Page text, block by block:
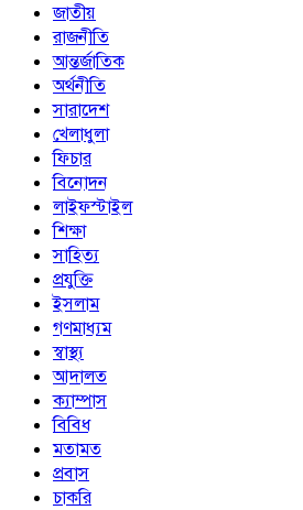
জাতীয়
রাজনীতি
আন্তর্জাতিক
অর্থনীতি
সারাদেশ
খেলাধুলা
ফিচার
বিনোদন
লাইফস্টাইল
শিক্ষা
সাহিত্য
প্রযুক্তি
ইসলাম
গণমাধ্যম
স্বাস্থ্য
আদালত
ক্যাম্পাস
বিবিধ
মতামত
প্রবাস
চাকরি